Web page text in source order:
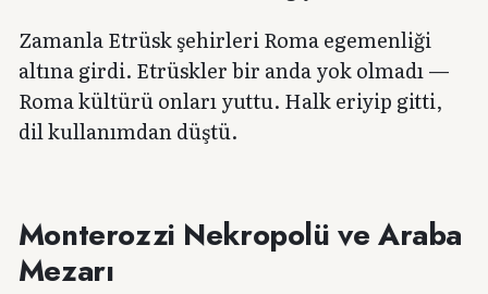
Zamanla Etrüsk şehirleri Roma egemenliği
altına girdi. Etrüskler bir anda yok olmadı —
Roma kültürü onları yuttu. Halk eriyip gitti,
dil kullanımdan düştü.
Monterozzi Nekropolü ve Araba
Mezarı